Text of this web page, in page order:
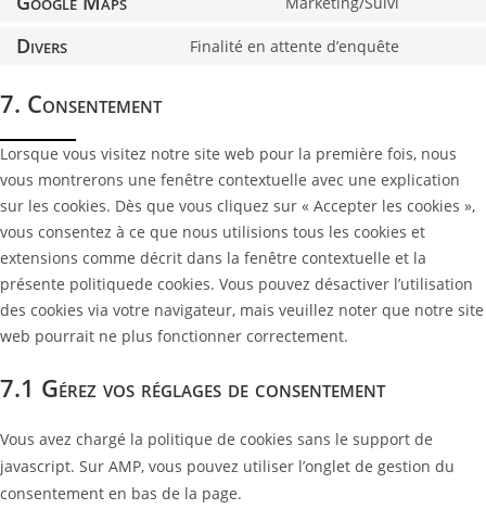
Divers Finalité en attente d’enquête
7. Consentement
Lorsque vous visitez notre site web pour la première fois, nous
vous montrerons une fenêtre contextuelle avec une explication
sur les cookies. Dès que vous cliquez sur « Accepter les cookies »,
vous consentez à ce que nous utilisions tous les cookies et
extensions comme décrit dans la fenêtre contextuelle et la
présente politiquede cookies. Vous pouvez désactiver l’utilisation
des cookies via votre navigateur, mais veuillez noter que notre site
web pourrait ne plus fonctionner correctement.
7.1 Gérez vos réglages de consentement
Vous avez chargé la politique de cookies sans le support de
javascript. Sur AMP, vous pouvez utiliser l’onglet de gestion du
consentement en bas de la page.